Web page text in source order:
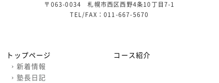
〒063-0034 札幌市西区西野4条10丁目7-1
TEL/FAX：011-667-5670
トップページ
› 新着情報
› 塾長日記
コース紹介